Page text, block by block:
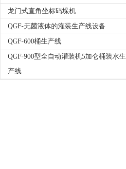
龙门式直角坐标码垛机
QGF-无菌液体的灌装生产线设备
QGF-600桶生产线
QGF-900型全自动灌装机5加仑桶装水生
产线